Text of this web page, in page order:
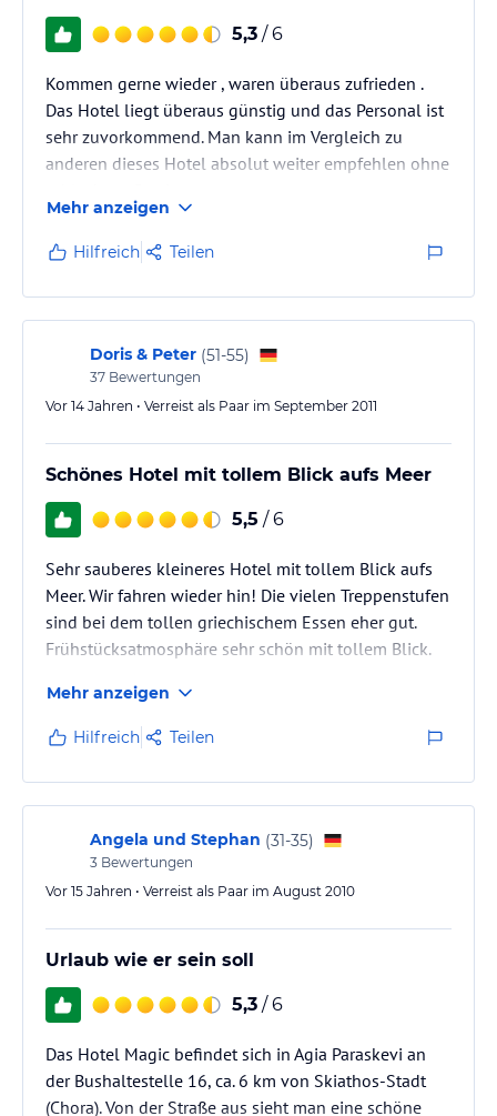
5,3 / 6
Kommen gerne wieder , waren überaus zufrieden .
Das Hotel liegt überaus günstig und das Personal ist
sehr zuvorkommend. Man kann im Vergleich zu
anderen dieses Hotel absolut weiter empfehlen ohne
Mehr anzeigen
Hilfreich Teilen
Doris & Peter (51-55)
37 Bewertungen
Vor 14 Jahren • Verreist als Paar im September 2011
Schönes Hotel mit tollem Blick aufs Meer
5,5 / 6
Sehr sauberes kleineres Hotel mit tollem Blick aufs
Meer. Wir fahren wieder hin! Die vielen Treppenstufen
sind bei dem tollen griechischem Essen eher gut.
Frühstücksatmosphäre sehr schön mit tollem Blick.
Mehr anzeigen
Hilfreich Teilen
Angela und Stephan (31-35)
3 Bewertungen
Vor 15 Jahren • Verreist als Paar im August 2010
Urlaub wie er sein soll
5,3 / 6
Das Hotel Magic befindet sich in Agia Paraskevi an
der Bushaltestelle 16, ca. 6 km von Skiathos-Stadt
(Chora). Von der Straße aus sieht man eine schöne